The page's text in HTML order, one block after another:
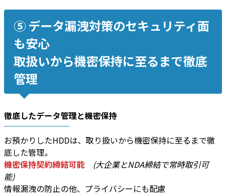
⑤ データ漏洩対策のセキュリティ面
も安心
取扱いから機密保持に至るまで徹底
管理
徹底したデータ管理と機密保持
お預かりしたHDDは、取り扱いから機密保持に至るまで徹
底した管理。
機密保持契約締結可能
(大企業とNDA締結で常時取引可
能)
情報漏洩の防止の他、プライバシーにも配慮